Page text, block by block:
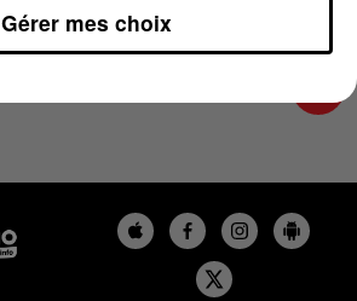
Gérer mes choix